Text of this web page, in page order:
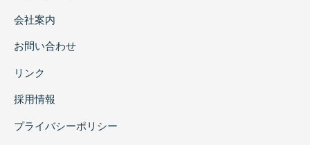
会社案内
お問い合わせ
リンク
採用情報
プライバシーポリシー